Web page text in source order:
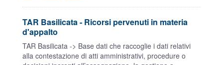
TAR Basilicata - Ricorsi pervenuti in materia
d'appalto
TAR Basilicata -> Base dati che raccoglie i dati relativi
alla contestazione di atti amministrativi, procedure o